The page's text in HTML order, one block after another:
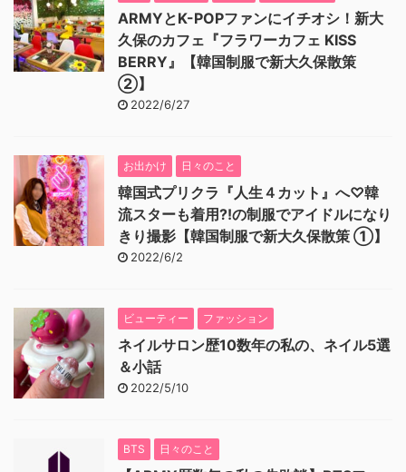
ARMYとK-POPファンにイチオシ！新大
久保のカフェ『フラワーカフェ KISS
BERRY』【韓国制服で新大久保散策
②】
2022/6/27
お出かけ 日々のこと
韓国式プリクラ『人生４カット』へ♡韓
流スターも着用⁈の制服でアイドルになり
きり撮影【韓国制服で新大久保散策 ①】
2022/6/2
ビューティー ファッション
ネイルサロン歴10数年の私の、ネイル5選
＆小話
2022/5/10
BTS 日々のこと